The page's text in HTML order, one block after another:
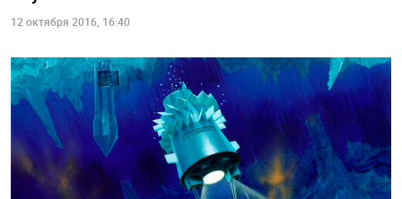
12 октября 2016, 16:40